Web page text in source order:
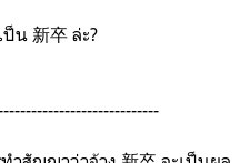
น 新卒 ล่ะ?